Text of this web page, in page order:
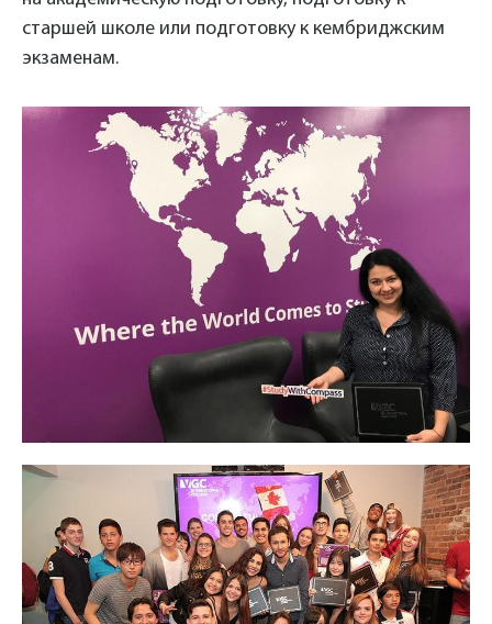
старшей школе или подготовку к кембриджским
экзаменам.